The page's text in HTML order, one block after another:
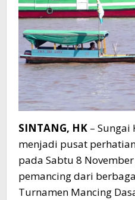
SINTANG, HK – Sungai
menjadi pusat
pada Sabtu 8
pemancing dari
Turnamen Mancing